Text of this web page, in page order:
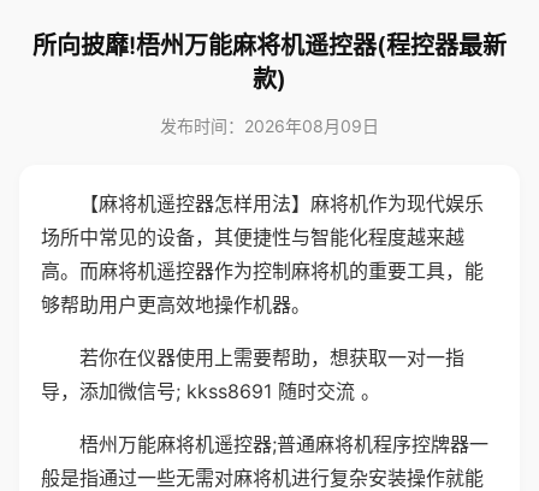
所向披靡!梧州万能麻将机遥控器(程控器最新
款)
发布时间：2026年08月09日
【麻将机遥控器怎样用法】麻将机作为现代娱乐
场所中常见的设备，其便捷性与智能化程度越来越
高。而麻将机遥控器作为控制麻将机的重要工具，能
够帮助用户更高效地操作机器。
若你在仪器使用上需要帮助，想获取一对一指
导，添加微信号; kkss8691 随时交流 。
梧州万能麻将机遥控器;普通麻将机程序控牌器一
般是指通过一些无需对麻将机进行复杂安装操作就能